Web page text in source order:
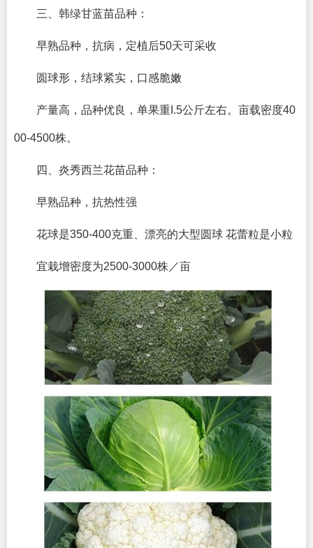
三、韩绿甘蓝苗品种：
早熟品种，抗病，定植后50天可采收
圆球形，结球紧实，口感脆嫩
产量高，品种优良，单果重I.5公斤左右。亩载密度40
00-4500株。
四、炎秀西兰花苗品种：
早熟品种，抗热性强
花球是350-400克重、漂亮的大型圆球 花蕾粒是小粒
宜栽增密度为2500-3000株／亩